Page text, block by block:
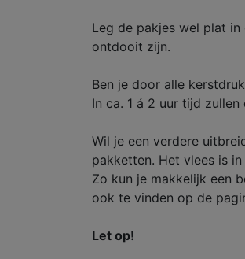
Leg de pakjes wel plat
ontdooit zijn.
Ben je door alle
In ca. 1 á 2 uur tijd
Wil je een verdere
pakketten. Het vlees is
Zo kun je makkelijk een
ook te vinden op de
Let op!